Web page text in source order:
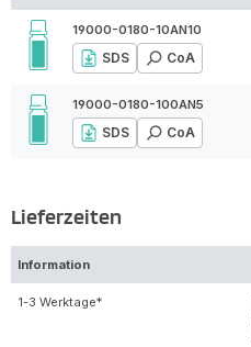
19000-0180-10AN10
SDS CoA
19000-0180-100AN5
SDS CoA
Lieferzeiten
Information
1-3 Werktage*